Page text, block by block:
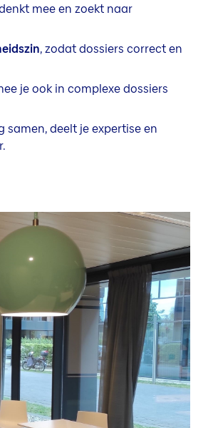
mee en zoekt naar
, zodat dossiers correct en
je ook in complexe dossiers
samen, deelt je expertise en